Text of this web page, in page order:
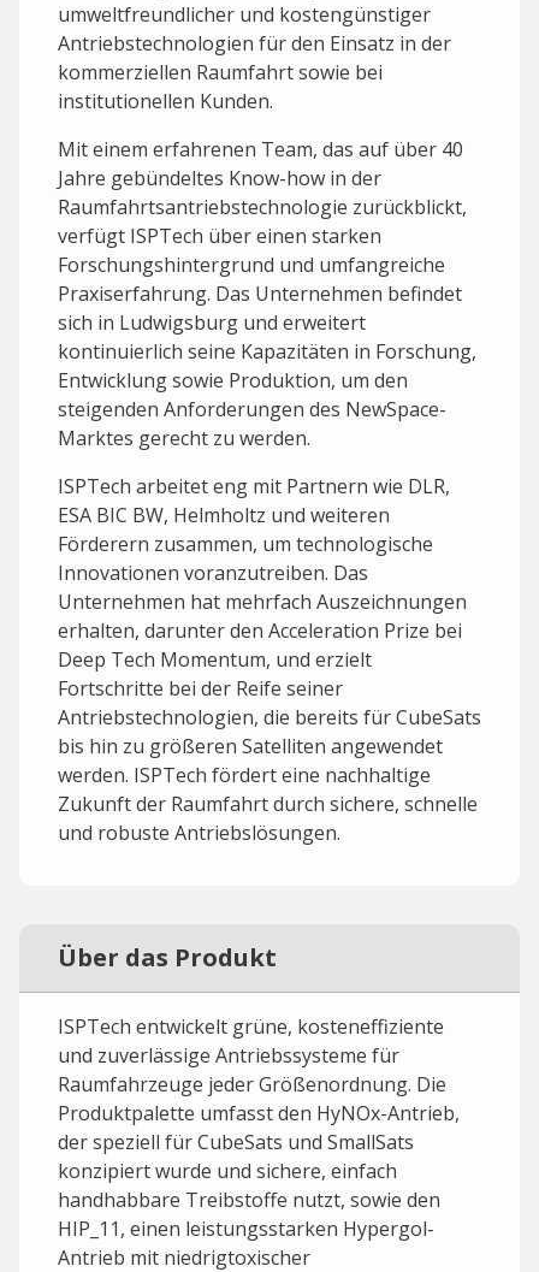
umweltfreundlicher und kostengünstiger
Antriebstechnologien für den Einsatz in der
kommerziellen Raumfahrt sowie bei
institutionellen Kunden.
Mit einem erfahrenen Team, das auf über 40
Jahre gebündeltes Know-how in der
Raumfahrtsantriebstechnologie zurückblickt,
verfügt ISPTech über einen starken
Forschungshintergrund und umfangreiche
Praxiserfahrung. Das Unternehmen befindet
sich in Ludwigsburg und erweitert
kontinuierlich seine Kapazitäten in Forschung,
Entwicklung sowie Produktion, um den
steigenden Anforderungen des NewSpace-
Marktes gerecht zu werden.
ISPTech arbeitet eng mit Partnern wie DLR,
ESA BIC BW, Helmholtz und weiteren
Förderern zusammen, um technologische
Innovationen voranzutreiben. Das
Unternehmen hat mehrfach Auszeichnungen
erhalten, darunter den Acceleration Prize bei
Deep Tech Momentum, und erzielt
Fortschritte bei der Reife seiner
Antriebstechnologien, die bereits für CubeSats
bis hin zu größeren Satelliten angewendet
werden. ISPTech fördert eine nachhaltige
Zukunft der Raumfahrt durch sichere, schnelle
und robuste Antriebslösungen.
Über das Produkt
ISPTech entwickelt grüne, kosteneffiziente
und zuverlässige Antriebssysteme für
Raumfahrzeuge jeder Größenordnung. Die
Produktpalette umfasst den HyNOx-Antrieb,
der speziell für CubeSats und SmallSats
konzipiert wurde und sichere, einfach
handhabbare Treibstoffe nutzt, sowie den
HIP_11, einen leistungsstarken Hypergol-
Antrieb mit niedrigtoxischer